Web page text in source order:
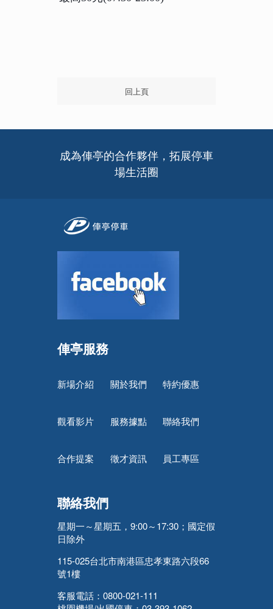
回上頁
成為俥亭的合作夥伴，拓展停車
場生活圈
俥亭服務
新場介紹 關於我們 特約優惠
觀看影片 服務據點 聯絡我們
合作提案 徵才資訊 員工專區
聯絡我們
星期一～星期五，9:00～17:30；國定假
日除外
115-025台北市南港區忠孝東路六段66
號1樓
客服電話：0800-021-111